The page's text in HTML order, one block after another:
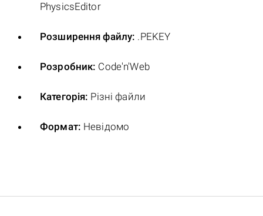
PhysicsEditor
Розширення файлу: .PEKEY
Розробник: Code'n'Web
Категорія: Різні файли
Формат: Невідомо